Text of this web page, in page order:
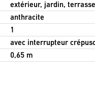
extérieur, jardin,
anthracite
1
avec interrupteur
0,65 m